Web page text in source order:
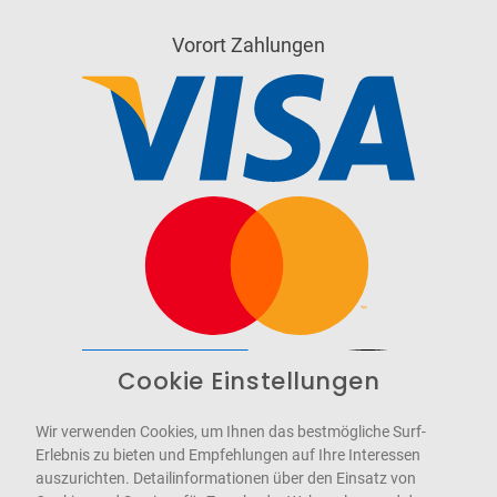
Vorort Zahlungen
WCAG-2.1-AA
Cookie Einstellungen
Wir verwenden Cookies, um Ihnen das bestmögliche Surf-
Erlebnis zu bieten und Empfehlungen auf Ihre Interessen
auszurichten. Detailinformationen über den Einsatz von